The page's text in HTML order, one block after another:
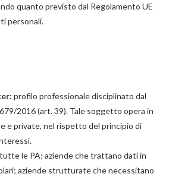
quanto previsto dal Regolamento UE
personali.
profilo professionale disciplinato dal
2016 (art. 39). Tale soggetto opera in
e private, nel rispetto del principio di
le PA; aziende che trattano dati in
aziende strutturate che necessitano